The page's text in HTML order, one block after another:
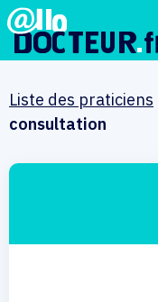
Liste des praticiens
consultation